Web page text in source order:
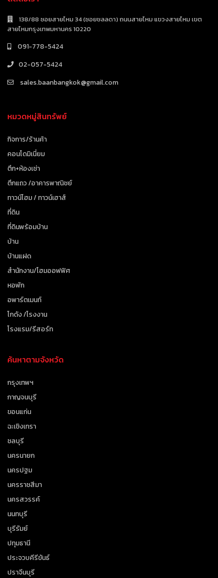
138/88 ซอยสายไหม 34 (ซอยชลลดา) ถนนสายไหม แขวงสายไหม เขต
สายไหมกรุงเทพมหานคร 10220
091-778-5424
02-057-5424
sales.baanbangkok@gmail.com
หมวดหมู่สินทรัพย์
กิจการ/ร้านค้า
คอนโดมิเนี่ยม
ตึก+ห้องเช่า
ตึกแถว /อาคารพาณิชย์
ทาวน์โฮม / ทาวน์เฮาส์
ที่ดิน
ที่ดินพร้อมบ้าน
บ้าน
บ้านแฝด
สำนักงาน/โฮมออฟฟิศ
หอพัก
อพาร์ตเมนท์
โกดัง /โรงงาน
โรงแรม/รีสอร์ท
ค้นหาตามจังหวัด
กรุงเทพฯ
กาญจนบุรี
ขอนแก่น
ฉะเชิงเทรา
ชลบุรี
นครนายก
นครปฐม
นครราชสีมา
นครสวรรค์
นนทบุรี
บุรีรัมย์
ปทุมธานี
ประจวบคีรีขันธ์
ปราจีนบุรี